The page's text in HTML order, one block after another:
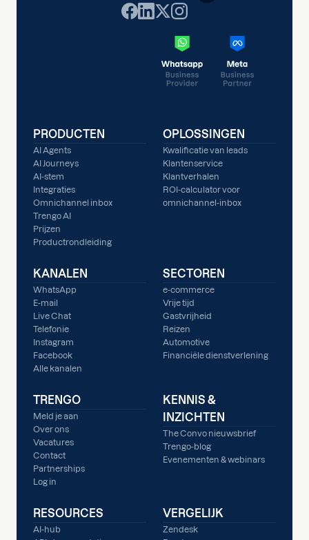
PRODUCTEN
AI Agents
AI Journeys
AI-stem
Integraties
Omnichannel inbox
Trengo AI
Prijzen
Productrondleiding
OPLOSSINGEN
Kwalificatie van leads
Klantenservice
Klantverhalen
ROI-calculator voor
omnichannel-inbox
KANALEN
WhatsApp
E-mail
Live Chat
Telefonie
Instagram
Facebook
Alle kanalen
SECTOREN
e-commerce
Vrije tijd
Gastvrijheid
Reizen
Automotive
Financiële dienstverlening
TRENGO
Meld je aan
Over ons
Vacatures
Contact
Partnerships
Log in
KENNIS &
INZICHTEN
The Convo nieuwsbrief
Trengo-blog
Evenementen & webinars
RESOURCES
AI-hub
VERGELIJK
Zendesk